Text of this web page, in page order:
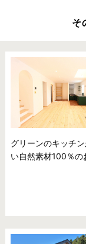
そ
グリーンのキッチ
い自然素材100％の